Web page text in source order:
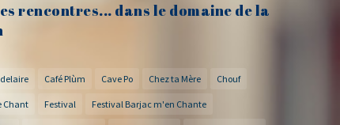
rencontres... dans le domaine de la
Café Plùm Cave Po Chez ta Mère Chouf
Chant Festival Festival Barjac m'en Chante